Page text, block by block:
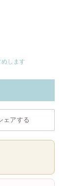
します
ェアする